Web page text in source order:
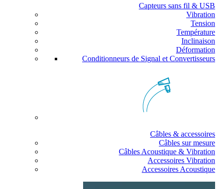
Capteurs sans fil & USB
Vibration
Tension
Température
Inclinaison
Déformation
Conditionneurs de Signal et Convertisseurs
Câbles & accessoires
Câbles sur mesure
Câbles Acoustique & Vibration
Accessoires Vibration
Accessoires Acoustique